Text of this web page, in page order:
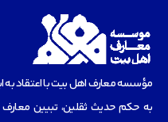
مؤسسه‌ معارف اهل بیت با اعتقاد به
به حکم حدیث ثقلین، تبیین